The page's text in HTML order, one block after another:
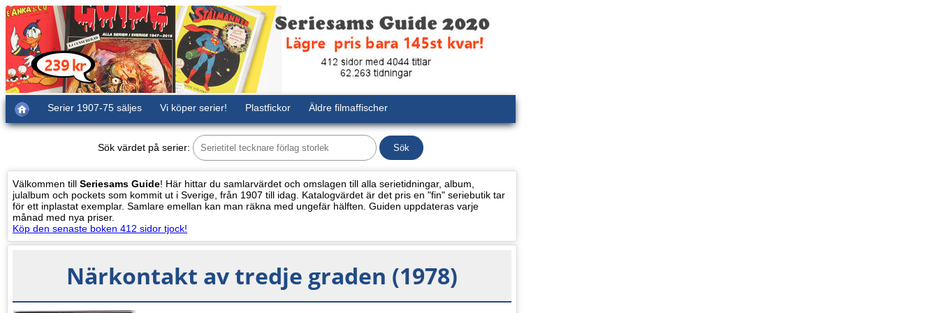
Serier 1907-75 säljes Vi köper serier! Plastfickor Äldre filmaffischer
Sök värdet på serier:
Välkommen till Seriesams Guide! Här hittar du samlarvärdet och omslagen till alla serietidningar, album,
julalbum och pockets som kommit ut i Sverige, från 1907 till idag. Katalogvärdet är det pris en "fin" seriebutik tar
för ett inplastat exemplar. Samlare emellan kan man räkna med ungefär hälften. Guiden uppdateras varje
månad med nya priser.
Köp den senaste boken 412 sidor tjock!
Närkontakt av tredje graden (1978)